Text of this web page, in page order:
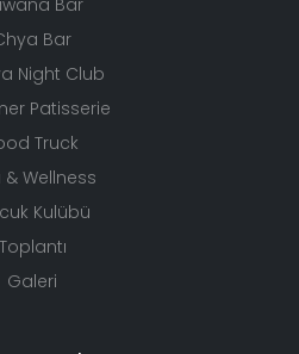
Bar
Bar
Night Club
Patisserie
Truck
& Wellness
Kulübü
Toplantı
Galeri